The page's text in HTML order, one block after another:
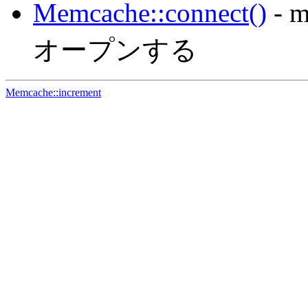
Memcache::connect() -
オープンする
Memcache::increment